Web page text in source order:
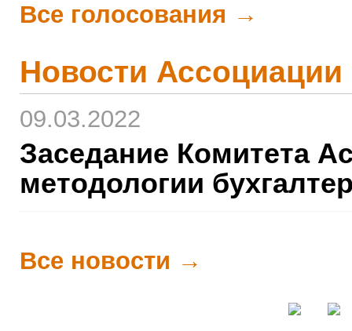
Все голосования →
Новости
09.03.2022
Заседание Комитета
методологии
Все новости →